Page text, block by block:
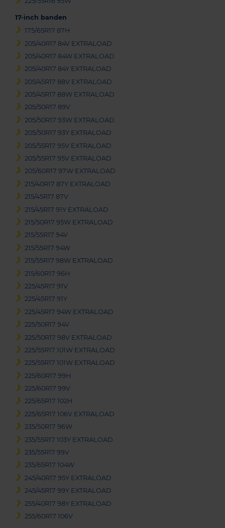
17-inch banden
175/65R17 87H
205/40R17 84V EXTRALOAD
205/40R17 84W EXTRALOAD
205/40R17 84Y EXTRALOAD
205/45R17 88V EXTRALOAD
205/45R17 88W EXTRALOAD
205/50R17 89V
205/50R17 93W EXTRALOAD
205/50R17 93Y EXTRALOAD
205/55R17 95V EXTRALOAD
205/55R17 95V EXTRALOAD
205/60R17 97W EXTRALOAD
215/40R17 87Y EXTRALOAD
215/45R17 87V
215/45R17 91Y EXTRALOAD
215/50R17 95W EXTRALOAD
215/55R17 94V
215/55R17 94W
215/55R17 98W EXTRALOAD
215/60R17 96H
225/45R17 91V
225/45R17 91Y
225/45R17 94W EXTRALOAD
225/50R17 94V
225/50R17 98V EXTRALOAD
225/55R17 101W EXTRALOAD
225/55R17 101W EXTRALOAD
225/60R17 99H
225/60R17 99V
225/65R17 102H
225/65R17 106V EXTRALOAD
235/50R17 96W
235/55R17 103Y EXTRALOAD
235/55R17 99V
235/65R17 104W
245/40R17 95Y EXTRALOAD
245/45R17 99Y EXTRALOAD
255/40R17 98Y EXTRALOAD
255/60R17 106V